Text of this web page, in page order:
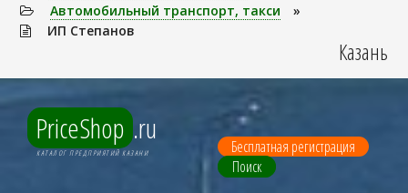
Автомобильный транспорт, такси
»
ИП Степанов
Казань
PriceShop .ru
КАТАЛОГ ПРЕДПРИЯТИЙ КАЗАНИ
Бесплатная регистрация
Поиск